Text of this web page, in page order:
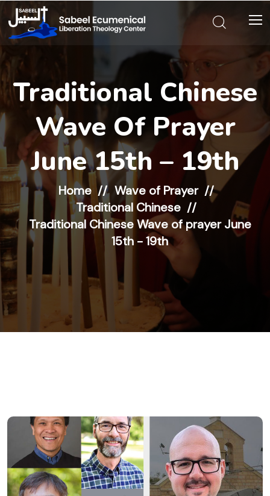
Traditional Chinese
Wave Of Prayer
June 15th – 19th
Home
Wave of Prayer
Traditional Chinese
Traditional Chinese Wave of prayer June
15th - 19th